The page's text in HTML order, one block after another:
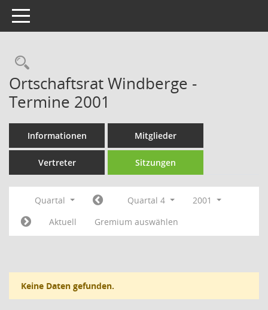
Toggle navigation
Rechercheauswahl
Ortschaftsrat Windberge -
Termine 2001
Informationen Mitglieder
Vertreter Sitzungen
Quartal Quartal 4
2001
Aktuell
Gremium auswählen
Keine Daten gefunden.